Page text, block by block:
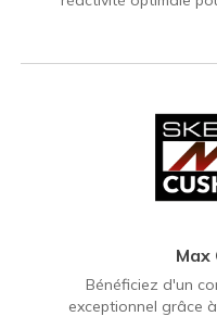
Max
Bénéficiez d'un
exceptionnel grâce